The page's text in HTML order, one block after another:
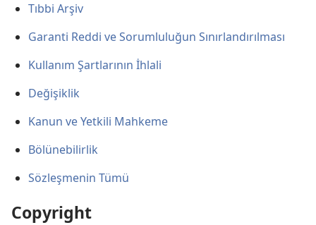
Tıbbi Arşiv
Garanti Reddi ve Sorumluluğun Sınırlandırılması
Kullanım Şartlarının İhlali
Değişiklik
Kanun ve Yetkili Mahkeme
Bölünebilirlik
Sözleşmenin Tümü
Copyright